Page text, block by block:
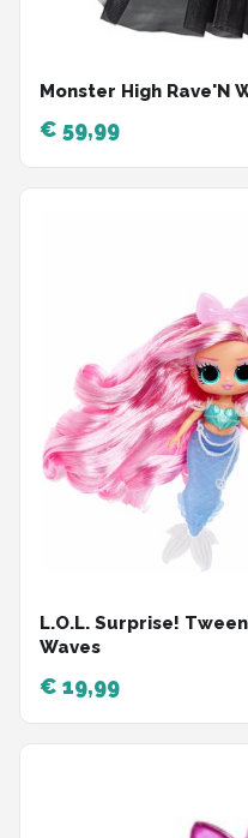
Monster High Rave'N
€ 59,99
L.O.L. Surprise!
Waves
€ 19,99